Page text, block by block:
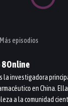
Más episodios
8Online
la investigadora
en China.
a la comunidad